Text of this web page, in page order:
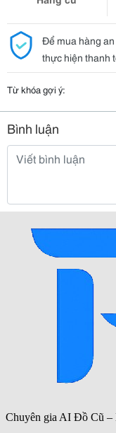
Để mua hàng
thực hiện thanh
Từ khóa gợi ý:
Bình luận